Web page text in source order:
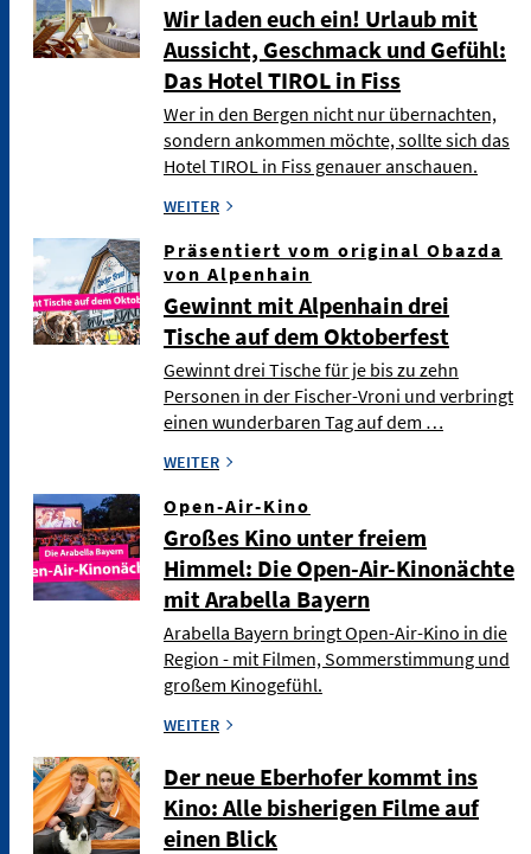
Wir laden euch ein! Urlaub mit
Aussicht, Geschmack und Gefühl:
Das Hotel TIROL in Fiss
Wer in den Bergen nicht nur übernachten,
sondern ankommen möchte, sollte sich das
Hotel TIROL in Fiss genauer anschauen.
WEITER
Präsentiert vom original Obazda
von Alpenhain
Gewinnt mit Alpenhain drei
Tische auf dem Oktoberfest
Gewinnt drei Tische für je bis zu zehn
Personen in der Fischer-Vroni und verbringt
einen wunderbaren Tag auf dem …
WEITER
Open-Air-Kino
Großes Kino unter freiem
Himmel: Die Open-Air-Kinonächte
mit Arabella Bayern
Arabella Bayern bringt Open-Air-Kino in die
Region - mit Filmen, Sommerstimmung und
großem Kinogefühl.
WEITER
Der neue Eberhofer kommt ins
Kino: Alle bisherigen Filme auf
einen Blick